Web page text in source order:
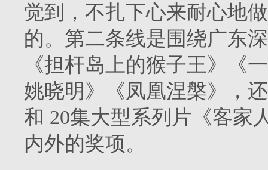
觉到，不扎下心来耐心地
的。第二条线是围绕广东
《担杆岛上的猴子王》《
姚晓明》《凤凰涅槃》，
和 20集大型系列片《客家
内外的奖项。